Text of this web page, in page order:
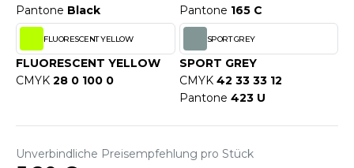
SERIE
Pantone Black
Pantone 165 C
FLUORESCENT YELLOW
FLUORESCENT YELLOW
CMYK 28 0 100 0
SPORT GREY
SPORT GREY
CMYK 42 33 33 12
Pantone 423 U
Unverbindliche Preisempfehlung pro Stück